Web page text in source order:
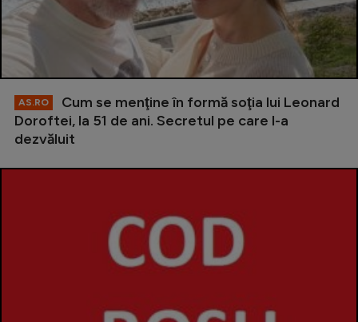
AS.RO
Cum se menţine în formă soţia lui Leonard
Doroftei, la 51 de ani. Secretul pe care l-a
dezvăluit